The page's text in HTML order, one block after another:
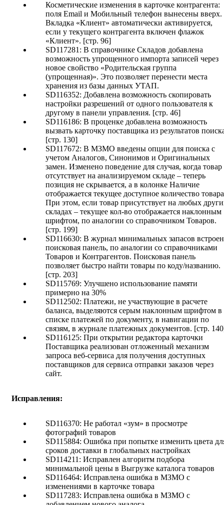
Косметические изменения в карточке контрагента:
поля Email и Мобильный телефон вынесены вверх.
Вкладка «Клиент» автоматически активируется,
если у текущего контрагента включен флажок
«Клиент». [стр. 96]
SD117281: В справочнике Складов добавлена
возможность упрощенного импорта записей через
новое свойство «Родительская группа
(упрощенная)». Это позволяет перенести места
хранения из базы данных УТАП.
SD116352: Добавлена возможность скопировать
настройки разрешений от одного пользователя к
другому в панели управления. [стр. 46]
SD116186: В проценке добавлена возможность
вызвать карточку поставщика из результатов
[стр. 130]
SD117672: В МЗМО введены опции для поиска с
учетом Аналогов, Синонимов и Оригинальных
замен. Изменено поведение для случая, когда товар
отсутствует на анализируемом складе – теперь
позиция не скрывается, а в колонке Наличие
отображается текущее доступное количество
При этом, если товар присутствует на любых
складах – текущее кол-во отображается наклонным
шрифтом, по аналогии со справочником Товаров.
[стр. 199]
SD116630: В журнал минимальных запасов
поисковая панель, по аналогии со справочниками
Товаров и Контрагентов. Поисковая панель
позволяет быстро найти товары по коду/названию.
[стр. 203]
SD115769: Улучшено использование памяти
примерно на 30%
SD112502: Платежи, не участвующие в расчете
баланса, выделяются серым наклонным шрифтом в
списке платежей по документу, в навигации по
связям, в журнале платежных документов. [стр.
SD116125: При открытии редактора карточки
Поставщика реализован отложенный механизм
запроса веб-сервиса для получения доступных
поставщиков для сервиса отправки заказов через
сайт.
Исправления:
SD116370: Не работал «зум» в просмотре
фотографий товаров
SD115884: Ошибка при попытке изменить цвета
сроков доставки в глобальных настройках
SD114211: Исправлен алгоритм подбора
минимальной цены в Выгрузке каталога товаров
SD116464: Исправлена ошибка в МЗМО с
изменениями в карточке товара
SD117283: Исправлена ошибка в МЗМО с